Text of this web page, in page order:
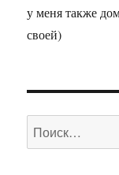
у меня также
своей)
Искать: